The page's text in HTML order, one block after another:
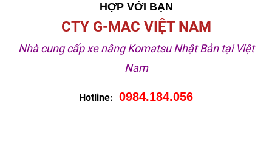
HỢP VỚI BẠN
CTY G-MAC VIỆT NAM
Nhà cung cấp xe nâng Komatsu Nhật Bản tại Việt
Nam
Hotline: 0984.184.056